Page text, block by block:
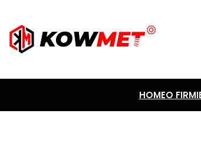
HOMEO